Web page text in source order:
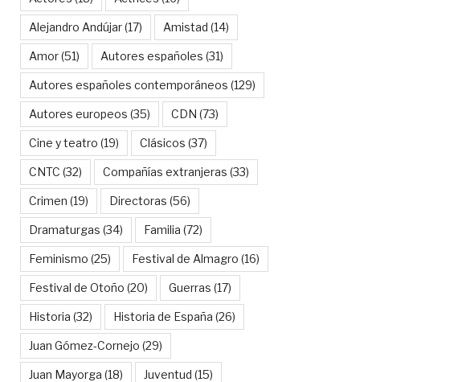
Alejandro Andújar(17) Amistad (14)
Amor(51) Autores españoles (31)
Autores españoles contemporáneos (129)
Autores europeos (35) CDN (73)
Cine y teatro (19) Clásicos (37)
CNTC (32) Compañías extranjeras (33)
Crimen (19) Directoras (56)
Dramaturgas (34) Familia (72)
Feminismo (25) Festival de Almagro (16)
Festival de Otoño (20) Guerras (17)
Historia (32) Historia de España (26)
Juan Gómez-Cornejo (29)
Juan Mayorga (18) Juventud (15)